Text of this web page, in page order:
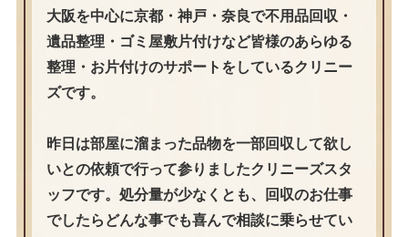
大阪を中心に京都・神戸・奈良で不用品回収・
遺品整理・ゴミ屋敷片付けなど皆様のあらゆる
整理・お片付けのサポートをしているクリニー
ズです。
昨日は部屋に溜まった品物を一部回収して欲し
いとの依頼で行って参りましたクリニーズスタ
ッフです。処分量が少なくとも、回収のお仕事
でしたらどんな事でも喜んで相談に乗らせてい